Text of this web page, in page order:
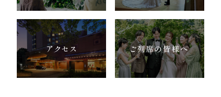
アクセス ご列席の皆様へ